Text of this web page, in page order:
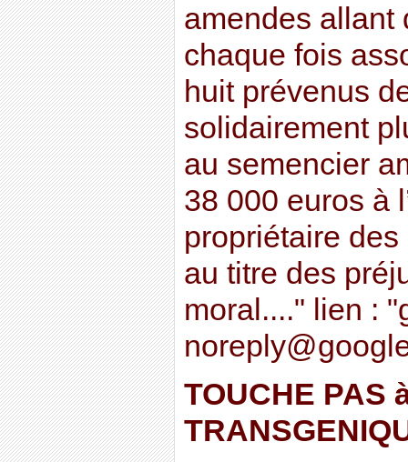
amendes allant
chaque fois
huit prévenus
solidairement
au semencier
38 000 euros à
propriétaire
au titre des
moral...." lien :
TOUCHE PAS